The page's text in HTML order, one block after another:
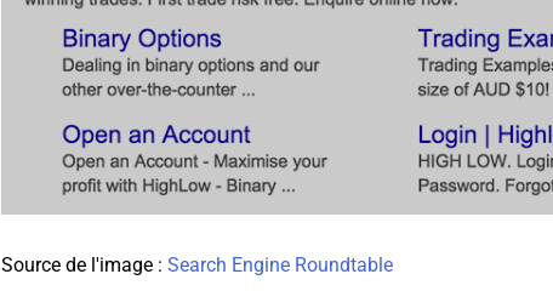
Source de l'image : Search Engine Roundtable